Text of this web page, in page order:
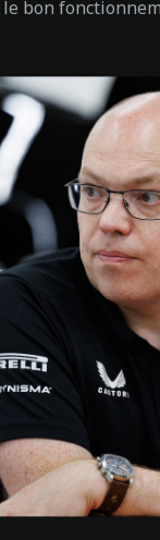
le bon